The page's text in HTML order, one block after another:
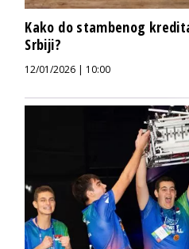
Kako do stambenog
Srbiji?
12/01/2026 | 10:00